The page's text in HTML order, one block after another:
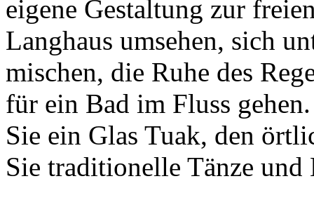
eigene Gestaltung zur
Langhaus umsehen, sich
mischen, die Ruhe des
für ein Bad im Fluss
Sie ein Glas Tuak, den
Sie traditionelle Tänze